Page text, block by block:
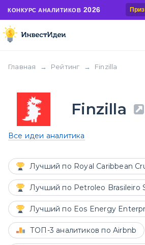
КОНКУРС АНАЛИТИКОВ 2026
Главная → Рейтинг → Finzilla
Finzilla
Все идеи аналитика
Лучший по Royal Caribbean
Лучший по Petroleo Brasileiro
Лучший по Eos Energy
ТОП-3 аналитиков по Airbnb